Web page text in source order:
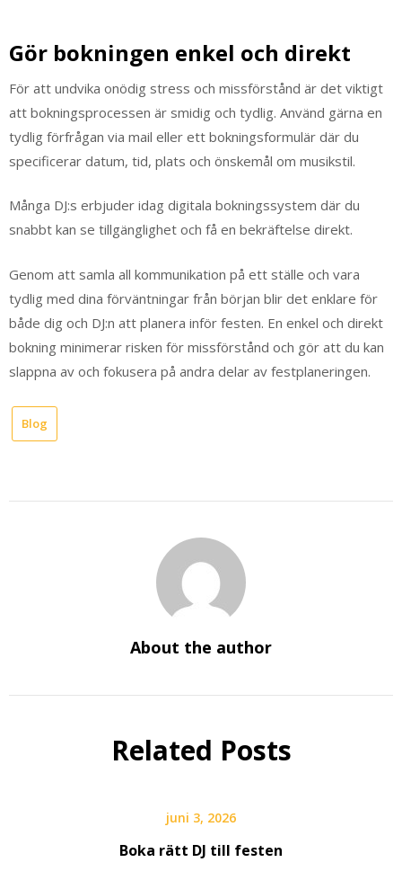
Gör bokningen enkel och direkt
För att undvika onödig stress och missförstånd är det viktigt
att bokningsprocessen är smidig och tydlig. Använd gärna en
tydlig förfrågan via mail eller ett bokningsformulär där du
specificerar datum, tid, plats och önskemål om musikstil.
Många DJ:s erbjuder idag digitala bokningssystem där du
snabbt kan se tillgänglighet och få en bekräftelse direkt.
Genom att samla all kommunikation på ett ställe och vara
tydlig med dina förväntningar från början blir det enklare för
både dig och DJ:n att planera inför festen. En enkel och direkt
bokning minimerar risken för missförstånd och gör att du kan
slappna av och fokusera på andra delar av festplaneringen.
Blog
About the author
Related Posts
juni 3, 2026
Boka rätt DJ till festen